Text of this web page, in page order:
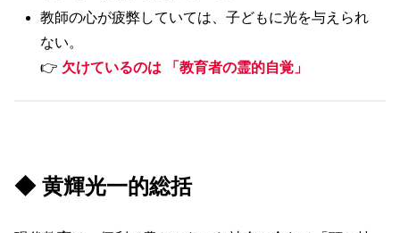
教師の心が疲弊していては、子どもに光を与えられ
ない。
👉 欠けているのは 「教育者の霊的自覚」
◆ 黄輝光一的総括